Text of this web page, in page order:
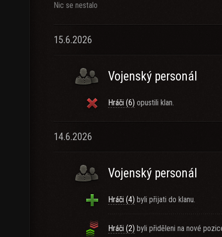
Nic se nestalo
15.6.2026
Vojenský personál
Hráči (6) opustili klan.
14.6.2026
Vojenský personál
Hráči (4) byli přijati do klanu.
Hráči (2) byli přiděleni na nové